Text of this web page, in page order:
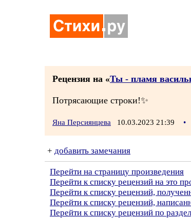
Рецензия на «Ты - пламя
Потрясающие строки!✨
Яна Персиянцева 10.03.2023 21:39 •
+ добавить замечания
Перейти на страницу произведения
Перейти к списку рецензий на это
Перейти к списку рецензий,
Перейти к списку рецензий,
Перейти к списку рецензий по